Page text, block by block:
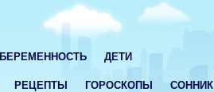
БЕРЕМЕННОСТЬ ДЕТИ
РЕЦЕПТЫ ГОРОСКОПЫ СОННИК